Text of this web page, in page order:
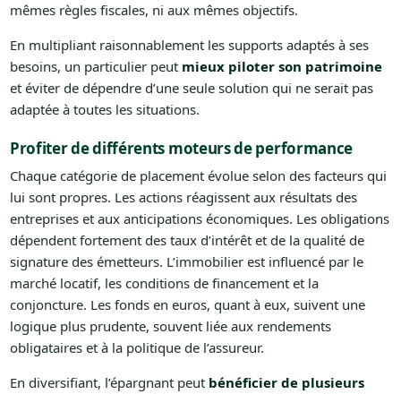
mêmes règles fiscales, ni aux mêmes objectifs.
En multipliant raisonnablement les supports adaptés à ses
besoins, un particulier peut mieux piloter son patrimoine
et éviter de dépendre d’une seule solution qui ne serait pas
adaptée à toutes les situations.
Profiter de différents moteurs de performance
Chaque catégorie de placement évolue selon des facteurs qui
lui sont propres. Les actions réagissent aux résultats des
entreprises et aux anticipations économiques. Les obligations
dépendent fortement des taux d’intérêt et de la qualité de
signature des émetteurs. L’immobilier est influencé par le
marché locatif, les conditions de financement et la
conjoncture. Les fonds en euros, quant à eux, suivent une
logique plus prudente, souvent liée aux rendements
obligataires et à la politique de l’assureur.
En diversifiant, l’épargnant peut bénéficier de plusieurs